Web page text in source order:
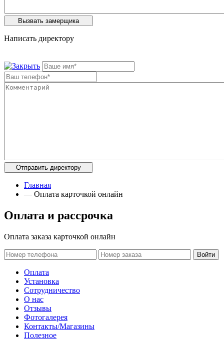
Написать директору
Главная
— Оплата карточкой онлайн
Оплата и рассрочка
Оплата заказа карточкой онлайн
Войти
Оплата
Установка
Сотрудничество
О нас
Отзывы
Фотогалерея
Контакты/Магазины
Полезное